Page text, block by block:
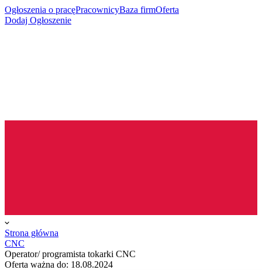
Ogłoszenia o pracęPracownicyBaza firmOferta
Dodaj Ogłoszenie
Strona główna
CNC
Operator/ programista tokarki CNC
Oferta ważna do: 18.08.2024